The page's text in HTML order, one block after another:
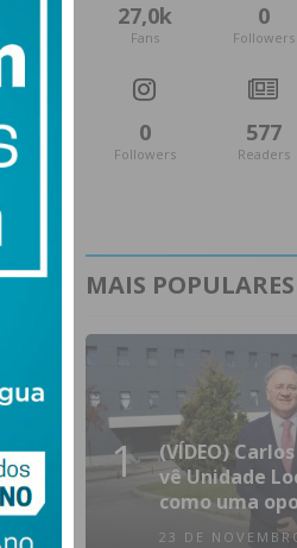
27,0k
Fans
0
Followers
0
Followers
577
Readers
MAIS POPULARES
1
(VÍDEO)
vê Unidade
como uma
23 DE